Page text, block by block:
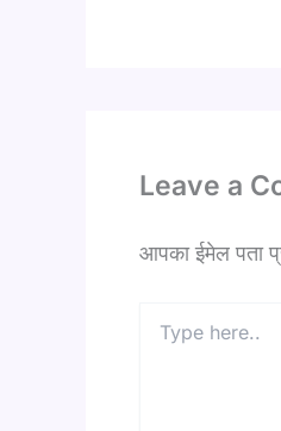
Leave a
आपका ईमेल पता
here..